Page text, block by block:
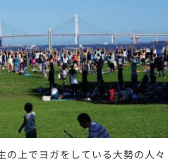
の上でヨガをしている大勢の人々